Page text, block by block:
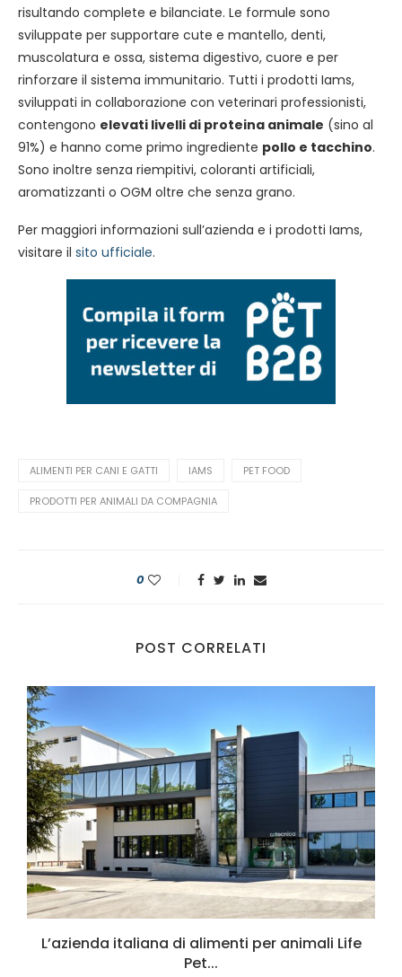
risultando complete e bilanciate. Le formule sono
sviluppate per supportare cute e mantello, denti,
muscolatura e ossa, sistema digestivo, cuore e per
rinforzare il sistema immunitario. Tutti i prodotti Iams,
sviluppati in collaborazione con veterinari professionisti,
contengono elevati livelli di proteina animale (sino al
91%) e hanno come primo ingrediente pollo e tacchino.
Sono inoltre senza riempitivi, coloranti artificiali,
aromatizzanti o OGM oltre che senza grano.
Per maggiori informazioni sull’azienda e i prodotti Iams,
visitare il sito ufficiale.
ALIMENTI PER CANI E GATTI IAMS PET FOOD
PRODOTTI PER ANIMALI DA COMPAGNIA
0
POST CORRELATI
L’azienda italiana di alimenti per animali Life
Pet...